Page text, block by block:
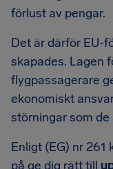
förlust av pengar.
Det är därför EU-
skapades. Lagen
flygpassagerare
ekonomiskt
störningar som de
Enligt (EG) nr
på ge dig rätt till